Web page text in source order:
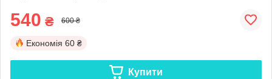
540 ₴ 600 ₴
Економія 60 ₴
Купити